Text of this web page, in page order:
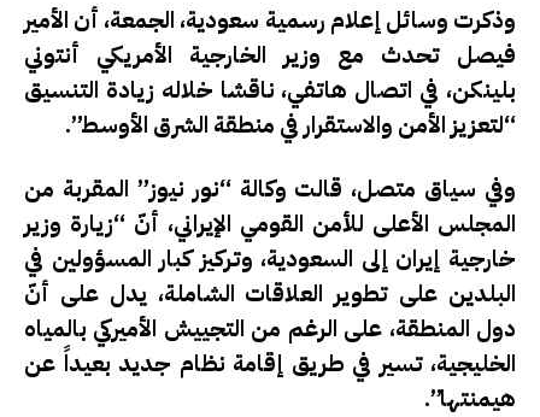
وذكرت وسائل إعلام رسمية سعودية، الجمعة، أن الأمير
فيصل تحدث مع وزير الخارجية الأمريكي أنتوني
بلينكن، في اتصال هاتفي، ناقشا خلاله زيادة التنسيق
“لتعزيز الأمن والاستقرار في منطقة الشرق الأوسط”.
وفي سياق متصل، قالت وكالة “نور نيوز” المقربة من
المجلس الأعلى للأمن القومي الإيراني، أنّ “زيارة وزير
خارجية ⁧‫إيران‬⁩ إلى ⁧‫السعودية‬⁩، وتركيز كبار المسؤولين في
البلدين على تطوير العلاقات الشاملة، يدل على أنّ
دول المنطقة، على الرغم من التجييش الأميركي بالمياه
الخليجية، تسير في طريق إقامة نظام جديد بعيداً عن
هيمنتها”.